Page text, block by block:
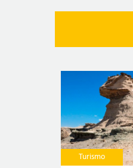
Turismo